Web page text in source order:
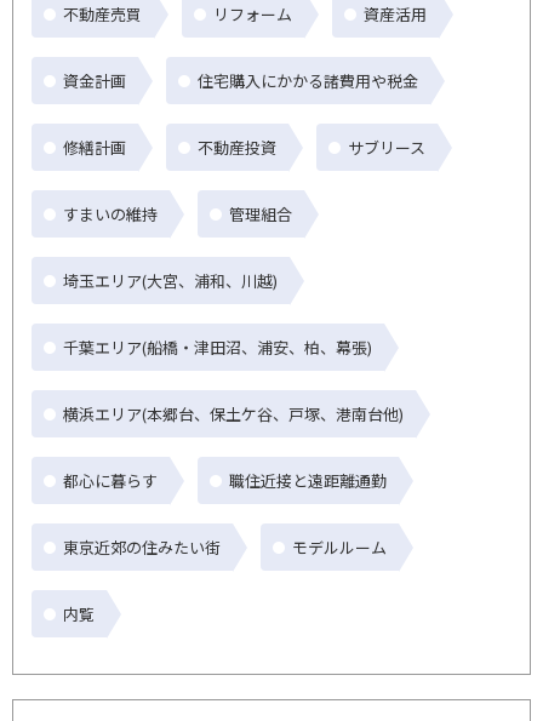
不動産売買 リフォーム 資産活用
資金計画 住宅購入にかかる諸費用や税金
修繕計画 不動産投資 サブリース
すまいの維持 管理組合
埼玉エリア(大宮、浦和、川越)
千葉エリア(船橋・津田沼、浦安、柏、幕張)
横浜エリア(本郷台、保土ケ谷、戸塚、港南台他)
都心に暮らす 職住近接と遠距離通勤
東京近郊の住みたい街 モデルルーム
内覧